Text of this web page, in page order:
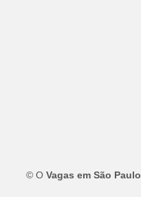
© O Vagas em São Paulo